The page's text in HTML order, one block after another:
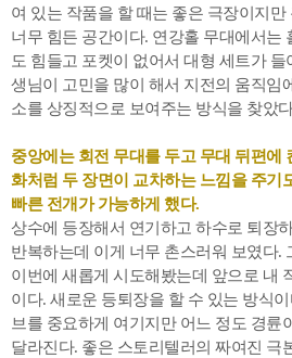
여 있는 작품을 할 때는 좋은 극장이지
너무 힘든 공간이다. 연강홀 무대에서는
도 힘들고 포켓이 없어서 대형 세트가 들
생님이 고민을 많이 해서 지전의 움직임
소를 상징적으로 보여주는 방식을 찾았
중앙에는 회전 무대를 두고 무대 뒤편에
화처럼 두 장면이 교차하는 느낌을 주기
빠른 전개가 가능하게 했다.
상수에 등장해서 연기하고 하수로 퇴장
반복하는데 이게 너무 촌스러워 보였다.
이번에 새롭게 시도해봤는데 앞으로 내
이다. 새로운 등퇴장을 할 수 있는 방식
브를 중요하게 여기지만 어느 정도 경륜
달라진다. 좋은 스토리텔러의 짜여진 극